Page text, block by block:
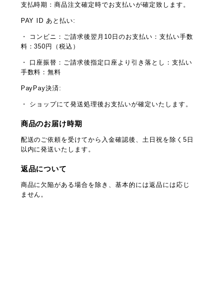
支払時期：商品注文確定時でお支払いが確定致します。
PAY ID あと払い:
・ コンビニ：ご請求後翌月10日のお支払い：支払い手数
料：350円（税込）
・ 口座振替：ご請求後指定口座より引き落とし：支払い
手数料：無料
PayPay決済:
・ ショップにて発送処理後お支払いが確定いたします。
商品のお届け時期
配送のご依頼を受けてから入金確認後、土日祝を除く5日
以内に発送いたします。
返品について
商品に欠陥がある場合を除き、基本的には返品には応じ
ません。